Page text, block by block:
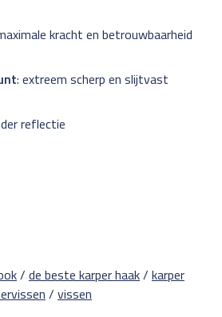
kracht en betrouwbaarheid
: extreem scherp en slijtvast
reflectie
/ de beste karper haak/ karper
/ vissen